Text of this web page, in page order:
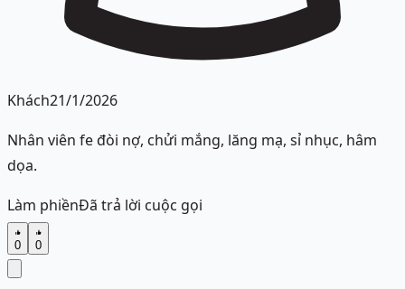
Khách21/1/2026
Nhân viên fe đòi nợ, chửi mắng, lăng mạ, sỉ nhục, hâm
dọa.
Làm phiềnĐã trả lời cuộc gọi
0 0